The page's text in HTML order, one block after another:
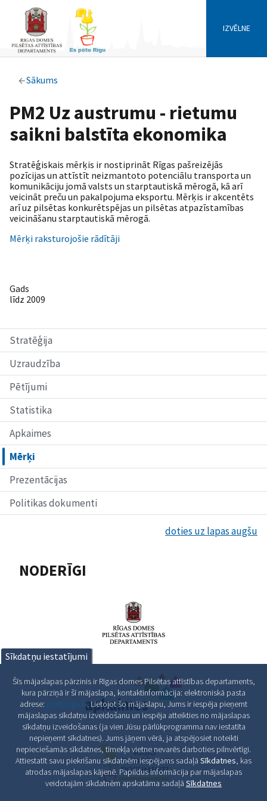
IZVĒLNE
Sākums
Stratēģija
Uzraudzība
Pētījumi
Statistika
Apkaimes
Mērķi
Prezentācijas
Politikas dokumenti
PM2 Uz austrumu - rietumu
saikni balstīta ekonomika
Stratēģiskais mērķis ir nostiprināt Rīgas pašreizējās
pozīcijas un attīstīt neizmantoto potenciālu transporta un
komunikāciju jomā valsts un starptautiskā mērogā, kā arī
veicināt preču un pakalpojuma eksportu. Mērķis ir akcentēts
arī uz pilsētas konkurētspējas un pilsētas atpazīstamības
veicināšanu starptautiskā mērogā.
Mērķi raksturojošie rādītāji
Gads
līdz 2009
doties uz lapas augšu
NODERĪGI
Sīkdatņu iestatījumi
Šīs mājaslapas pārzinis ir Rīgas domes Pilsētas attīstības departaments,
kura pārziņā ir šī mājaslapa, kontaktinformācija: elektroniskā pasta
adrese: pad@riga.lv. Lietojot šo mājaslapu, Jums ir iespēja pieņemt
mājaslapas sīkdatņu izveidošanu un iespēja atteikties no mājaslapas
sīkdatņu izveidošanas (ja vien Jūsu pārlūkprogramma nav iestatīta
nepieņemt sīkdatnes). Jums jāņem vērā, ja atspējosiet noteikti
nepieciešamās sīkdatnes, tīmekļa vietne nevarēs darboties pilnvērtīgi.
Attiestatīt savu piekrišanu sīkdatnēm iespējams sadaļā Sīkdatnes, kas
atrodas mājaslapas kājenē. Papildus informācija par mājaslapas
veidotajām sīkdatnēm apskatāma sadaļā Sīkdatnes